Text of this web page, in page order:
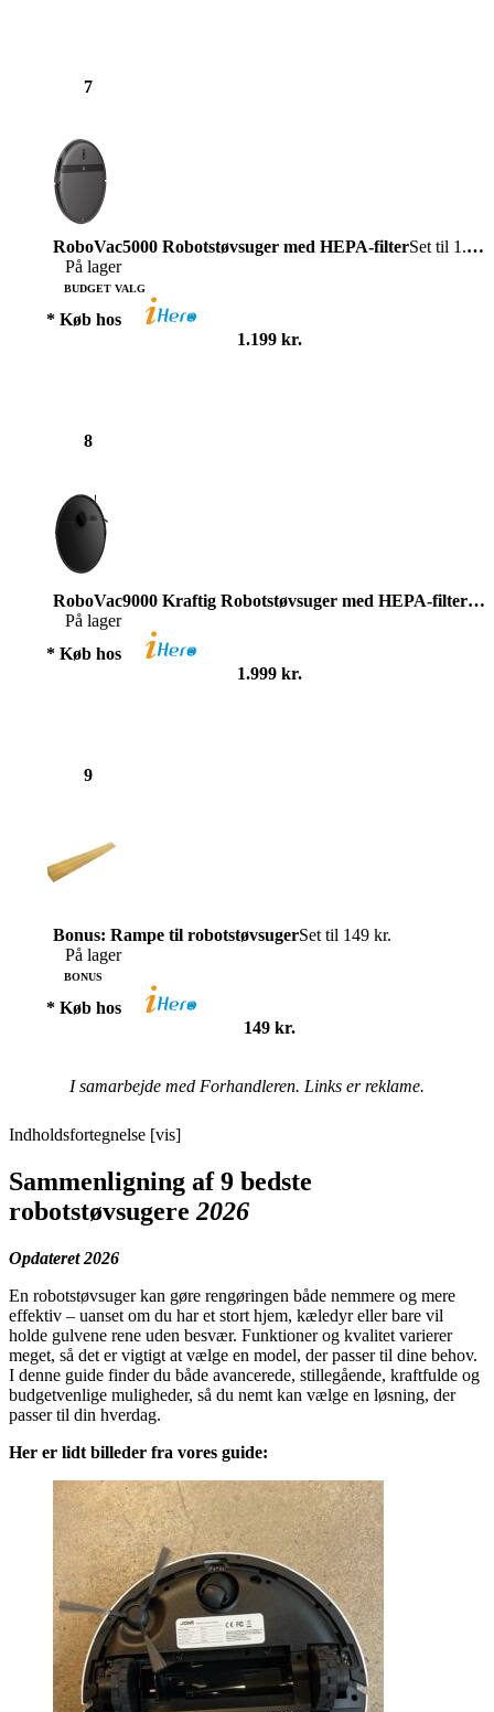
7
RoboVac5000 Robotstøvsuger med HEPA-filterSet til 1.199 kr.
På lager
BUDGET VALG
* Køb hos
1.199 kr.
8
RoboVac9000 Kraftig Robotstøvsuger med HEPA-filter
På lager
* Køb hos
1.999 kr.
9
Bonus: Rampe til robotstøvsugerSet til 149 kr.
På lager
BONUS
* Køb hos
149 kr.
I samarbejde med Forhandleren. Links er reklame.
Indholdsfortegnelse [vis]
Sammenligning af 9 bedste
robotstøvsugere 2026
Opdateret 2026
En robotstøvsuger kan gøre rengøringen både nemmere og mere
effektiv – uanset om du har et stort hjem, kæledyr eller bare vil
holde gulvene rene uden besvær. Funktioner og kvalitet varierer
meget, så det er vigtigt at vælge en model, der passer til dine behov.
I denne guide finder du både avancerede, stillegående, kraftfulde og
budgetvenlige muligheder, så du nemt kan vælge en løsning, der
passer til din hverdag.
Her er lidt billeder fra vores guide: